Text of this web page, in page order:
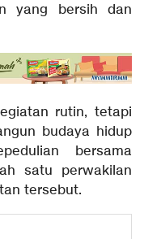
yang bersih dan
rutin, tetapi
budaya hidup
bersama
satu perwakilan
tersebut.